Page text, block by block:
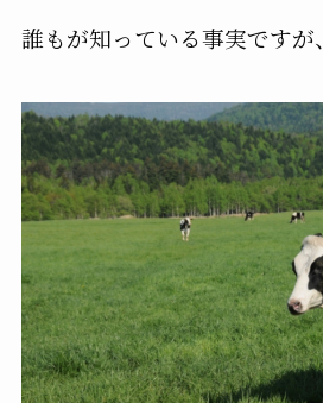
誰もが知っている事実ですが、